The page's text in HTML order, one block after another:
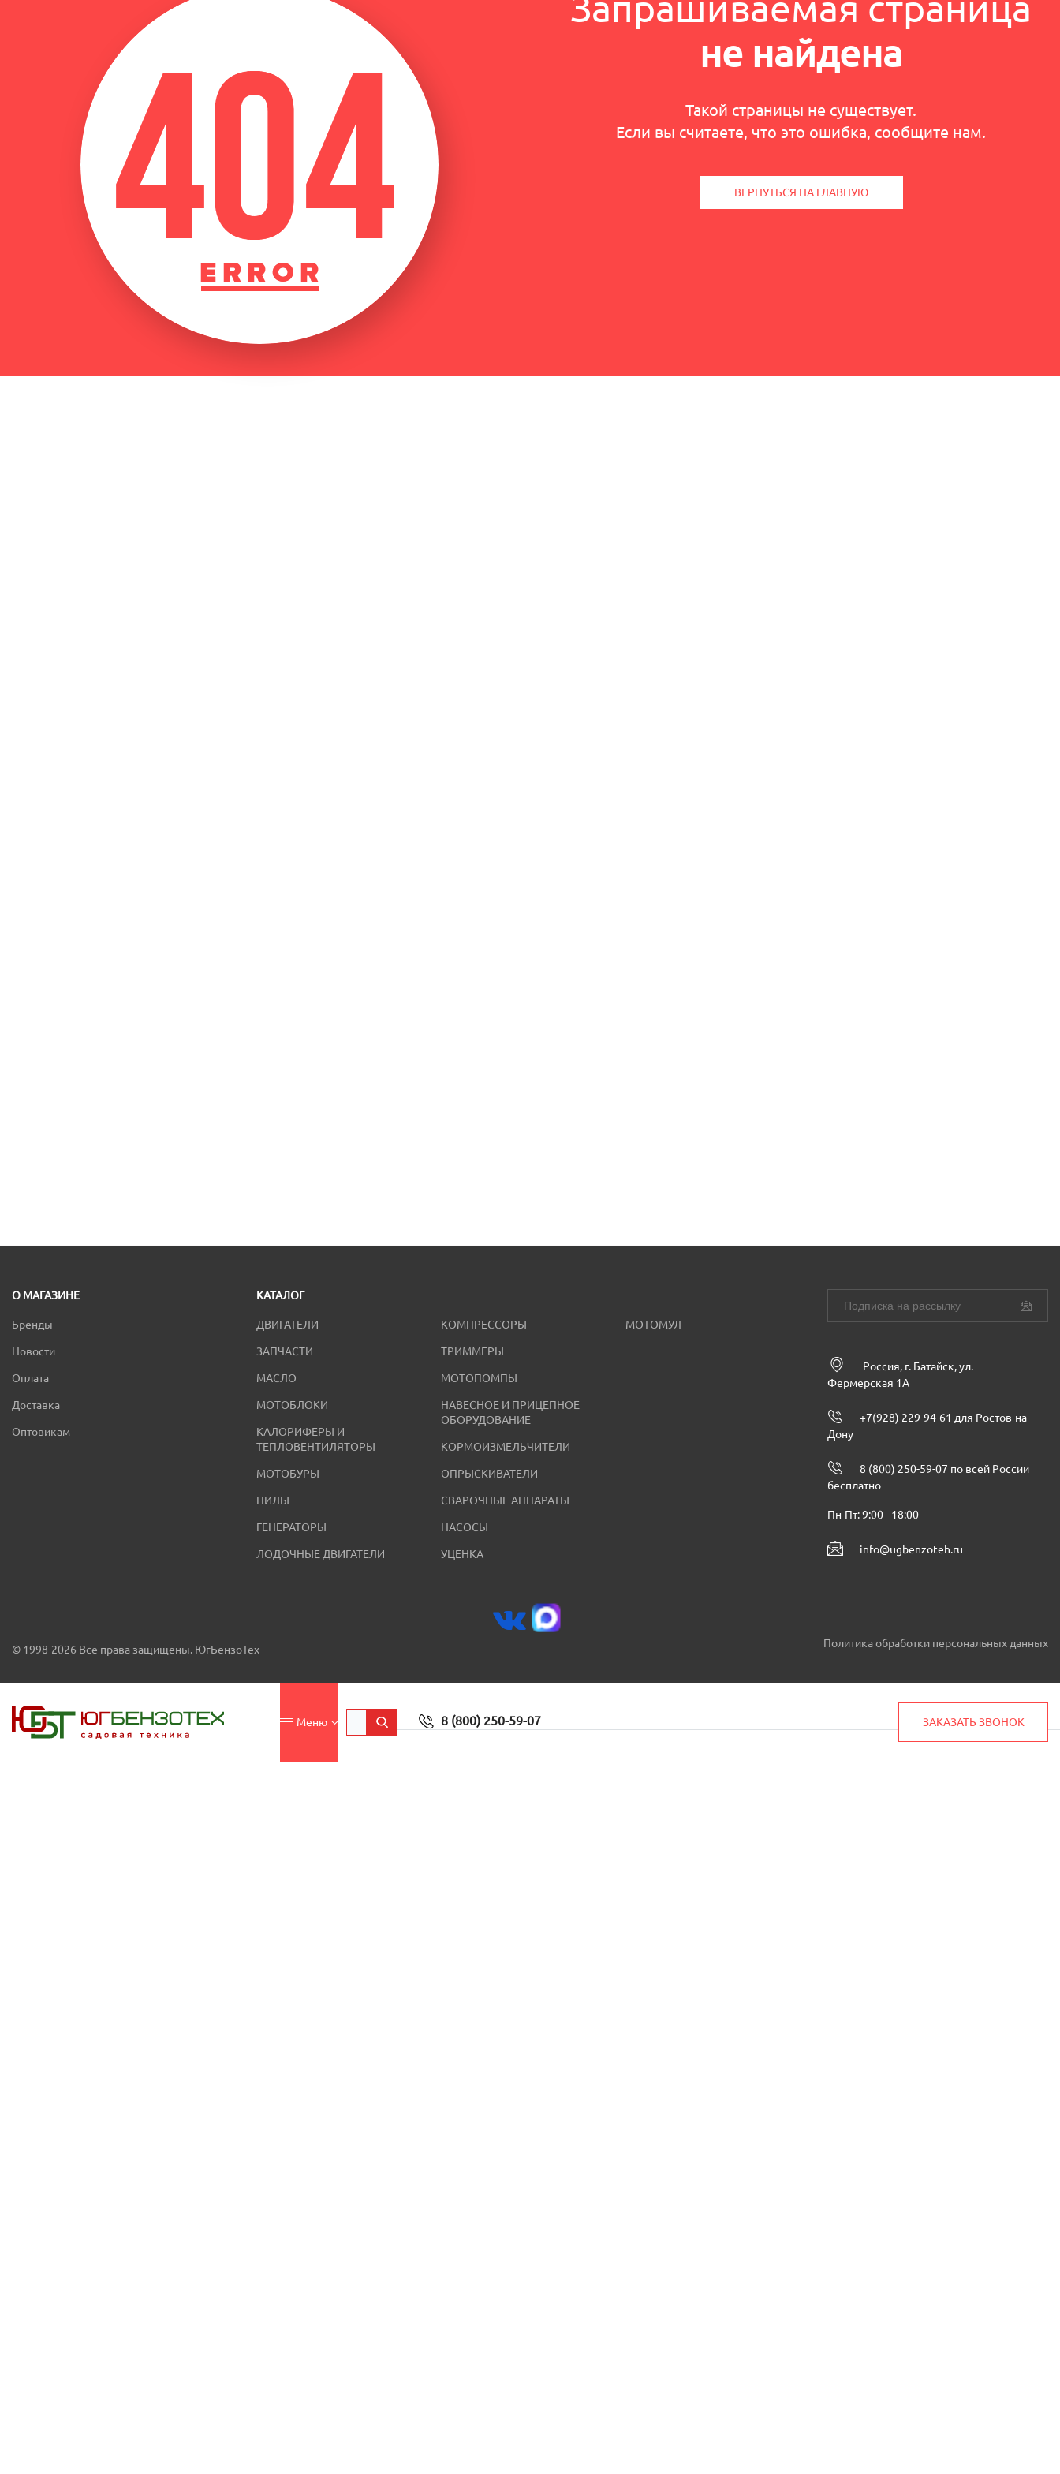
не найдена
Такой страницы не существует.
Если вы считаете, что это ошибка, сообщите нам.
ВЕРНУТЬСЯ НА ГЛАВНУЮ
О МАГАЗИНЕ
Бренды
Новости
Оплата
Доставка
Оптовикам
КАТАЛОГ
ДВИГАТЕЛИ
ЗАПЧАСТИ
МАСЛО
МОТОБЛОКИ
КАЛОРИФЕРЫ И
ТЕПЛОВЕНТИЛЯТОРЫ
МОТОБУРЫ
ПИЛЫ
ГЕНЕРАТОРЫ
ЛОДОЧНЫЕ ДВИГАТЕЛИ
КОМПРЕССОРЫ
ТРИММЕРЫ
МОТОПОМПЫ
НАВЕСНОЕ И ПРИЦЕПНОЕ
ОБОРУДОВАНИЕ
КОРМОИЗМЕЛЬЧИТЕЛИ
ОПРЫСКИВАТЕЛИ
СВАРОЧНЫЕ АППАРАТЫ
НАСОСЫ
УЦЕНКА
МОТОМУЛ
Россия, г. Батайск, ул.
Фермерская 1А
+7(928) 229-94-61 для Ростов-на-
Дону
8 (800) 250-59-07 по всей России
бесплатно
Пн-Пт: 9:00 - 18:00
info@ugbenzoteh.ru
© 1998-2026 Все права защищены. ЮгБензоТех Политика обработки персональных данных
Меню 8 (800) 250-59-07 ЗАКАЗАТЬ ЗВОНОК